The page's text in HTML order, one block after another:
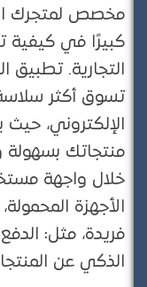
مخصص لمتجرك
كبيرًا في كيفية
التجارية. تطبيق
تسوق أكثر سلاسة
الإلكتروني، حيث
منتجاتك بسهولة
خلال واجهة
الأجهزة
فريدة، مثل: الدفع
الذكي عن